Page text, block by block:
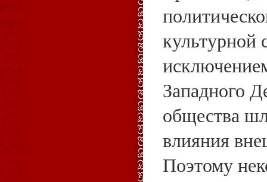
культурной
Западного
общества
влияния
Поэтому